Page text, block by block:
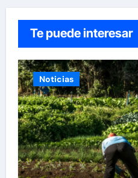
Te puede interesar
Noticias